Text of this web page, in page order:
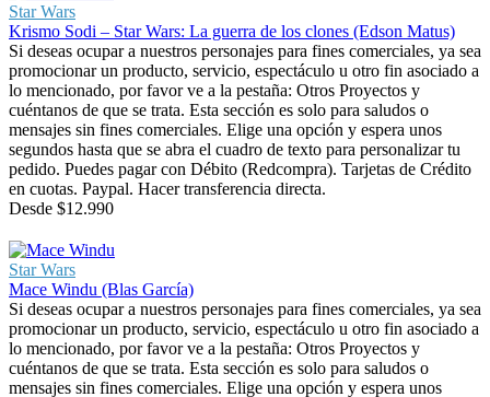
Star Wars
Krismo Sodi – Star Wars: La guerra de los clones (Edson Matus)
Si deseas ocupar a nuestros personajes para fines comerciales, ya sea
promocionar un producto, servicio, espectáculo u otro fin asociado a
lo mencionado, por favor ve a la pestaña: Otros Proyectos y
cuéntanos de que se trata. Esta sección es solo para saludos o
mensajes sin fines comerciales. Elige una opción y espera unos
segundos hasta que se abra el cuadro de texto para personalizar tu
pedido. Puedes pagar con Débito (Redcompra). Tarjetas de Crédito
en cuotas. Paypal. Hacer transferencia directa.
Desde $12.990
Star Wars
Mace Windu (Blas García)
Si deseas ocupar a nuestros personajes para fines comerciales, ya sea
promocionar un producto, servicio, espectáculo u otro fin asociado a
lo mencionado, por favor ve a la pestaña: Otros Proyectos y
cuéntanos de que se trata. Esta sección es solo para saludos o
mensajes sin fines comerciales. Elige una opción y espera unos